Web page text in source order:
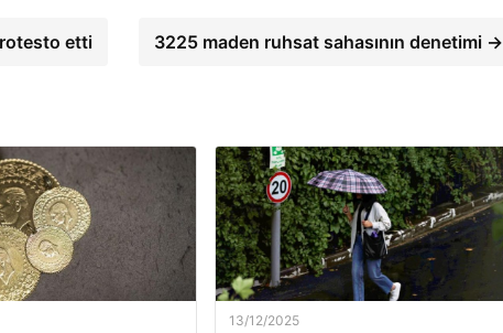
etti 3225 maden ruhsat sahasının denetimi →
13/12/2025